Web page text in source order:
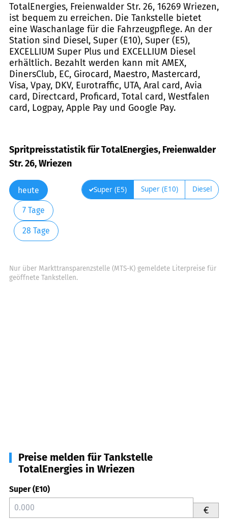
TotalEnergies, Freienwalder Str. 26, 16269 Wriezen,
ist bequem zu erreichen. Die Tankstelle bietet
eine Waschanlage für die Fahrzeugpflege. An der
Station sind Diesel, Super (E10), Super (E5),
EXCELLIUM Super Plus und EXCELLIUM Diesel
erhältlich. Bezahlt werden kann mit AMEX,
DinersClub, EC, Girocard, Maestro, Mastercard,
Visa, Vpay, DKV, Eurotraffic, UTA, Aral card, Avia
card, Directcard, Proficard, Total card, Westfalen
card, Logpay, Apple Pay und Google Pay.
Spritpreisstatistik für TotalEnergies, Freienwalder
Str. 26, Wriezen
heute
7 Tage
28 Tage
Super (E5) Super (E10) Diesel
Nur über Markttransparenzstelle (MTS-K) gemeldete Literpreise für
geöffnete Tankstellen.
Preise melden für Tankstelle
TotalEnergies in Wriezen
Super (E10)
€